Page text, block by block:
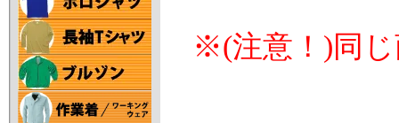
※(注意！)同